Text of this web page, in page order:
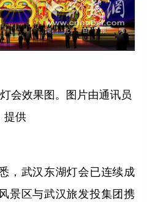
会效果图。图片由通讯员
提供
，武汉东湖灯会已连续成
景区与武汉旅发投集团携